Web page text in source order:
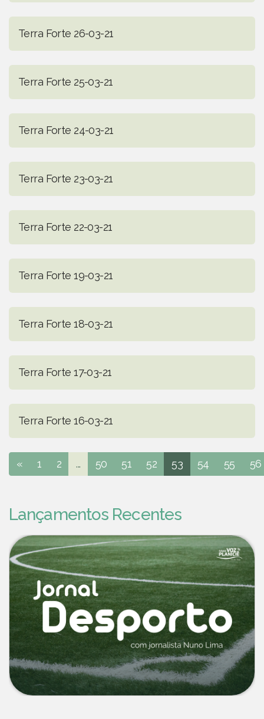
Terra Forte 26-03-21
Terra Forte 25-03-21
Terra Forte 24-03-21
Terra Forte 23-03-21
Terra Forte 22-03-21
Terra Forte 19-03-21
Terra Forte 18-03-21
Terra Forte 17-03-21
Terra Forte 16-03-21
« 1 2 ... 50 51 52 53 54 55 56
Lançamentos Recentes